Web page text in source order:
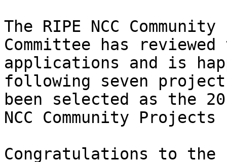
The RIPE NCC
Committee has reviewed
applications and is
following seven
been selected as the
NCC Community Projects
Congratulations to